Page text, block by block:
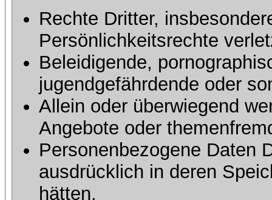
Rechte Dritter,
Persönlichkeitsrechte
Beleidigende,
jugendgefährdende oder
Allein oder überwiegend
Angebote oder
Personenbezogene Daten
ausdrücklich in deren
hätten.